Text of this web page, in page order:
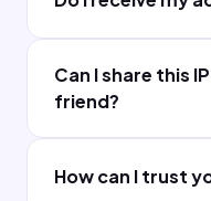
Can I share this
friend?
How can I trust